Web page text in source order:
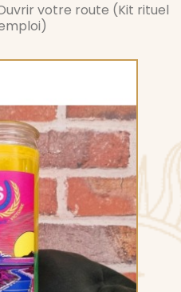
Ouvrir votre route (Kit rituel